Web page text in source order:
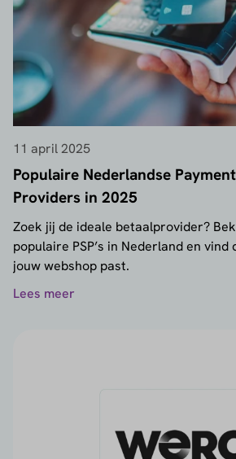
11 april 2025
Populaire Nederlandse
Providers in 2025
Zoek jij de ideale betaalprovider?
populaire PSP’s in Nederland en vind
jouw webshop past.
Lees meer